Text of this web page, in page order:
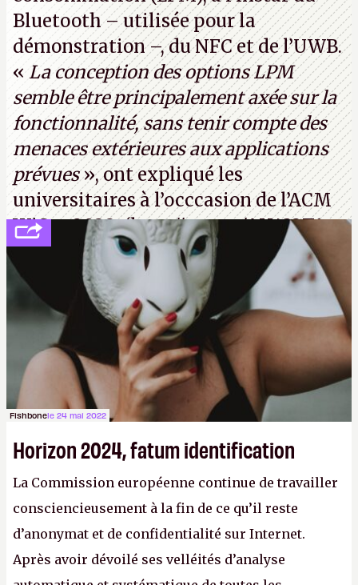
Bluetooth – utilisée pour la
démonstration –, du NFC et de l’UWB.
« La conception des options LPM
semble être principalement axée sur la
fonctionnalité, sans tenir compte des
menaces extérieures aux applications
prévues», ont expliqué les
universitaires à l’occcasion de l’ACM
WiSec 2022. (http://cpc.cx/AH432T1
(PDF) - Crédit photo : Pexels - Tyler
Lastovich)
Fishbonele 24 mai 2022
Horizon 2024, fatum identification
La Commission européenne continue de travailler
consciencieusement à la fin de ce qu’il reste
d’anonymat et de confidentialité sur Internet.
Après avoir dévoilé ses velléités d’analyse